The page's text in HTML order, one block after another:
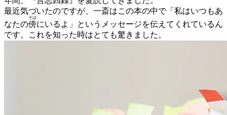
最近気づいたのですが、一斎はこの本の中で「私はいつもあ
なたの傍
そば
にいるよ」というメッセージを伝えてくれているん
です。これを知った時はとても驚きました。